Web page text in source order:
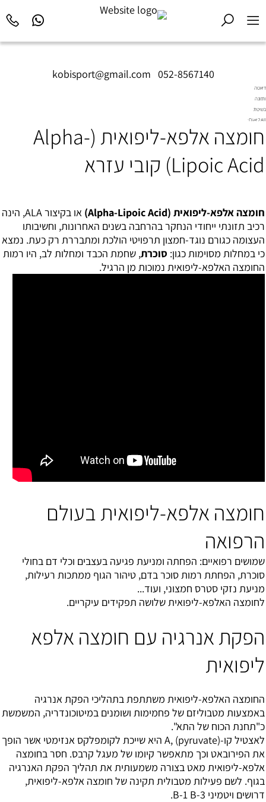
kobisport@gmail.com 052-8567140
דיאטה
ותזונה
בשיטת
Diet2All:
המושלם.
חומצה אלפא-ליפואית (Alpha-
Lipoic Acid) קובי עזרא
חומצה אלפא-ליפואית (Alpha-Lipoic Acid)
או בקיצור ALA, הינה
רכיב תזונתי ייחודי הנחקר בהרחבה בשנים האחרונות, וחשיבותו
העצומה כגורם נוגד-חמצון תרפויטי הולכת ומתבררת רק כעת. נמצא
כי במחלות מסוימות כגון: סוכרת, שחמת הכבד ומחלות לב, היו רמות
החומצה האלפא-ליפואית נמוכות מן הרגיל.
חומצה אלפא-ליפואית בעולם
הרפואה
שמושים רפואיים: הפחתה ומניעת פגיעה בעצבים וכלי דם בחולי
סוכרת, הפחתת רמות סוכר בדם, טיהור הגוף ממתכות רעילות,
מניעת נזקי סטרס חמצוני, ועוד...
לחומצה האלפא-ליפואית שלושה תפקידים עיקריים.
הפקת אנרגיה עם חומצה אלפא
ליפואית
החומצה האלפא-ליפואית משתתפת בתהליכי הפקת אנרגיה
באמצעות מטבוליזם של פחמימות ושומנים במיטוכונדריה, המשמשת
כ"תחנת הכוח של התא".
לאצטיל קו-A, (pyruvate) היא שייכת לקומפלקס אנזימטי אשר הופך
את הפירובאט וכך מתאפשר קיומו של מעגל קרבס. חסר בחומצה
אלפא-ליפואית מאט בצורה משמעותית את תהליך הפקת האנרגיה
בגוף. לשם פעילות מטבולית תקינה של חומצה אלפא-ליפואית,
דרושים ויטמיני B-1 B-3.